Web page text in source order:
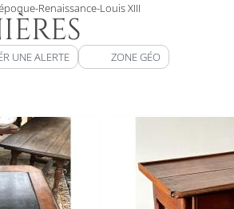
Renaissance-Louis XIII
UNE ALERTE ZONE GÉO